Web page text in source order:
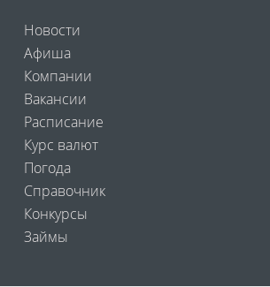
Новости
Афиша
Компании
Вакансии
Расписание
Курс валют
Погода
Справочник
Конкурсы
Займы